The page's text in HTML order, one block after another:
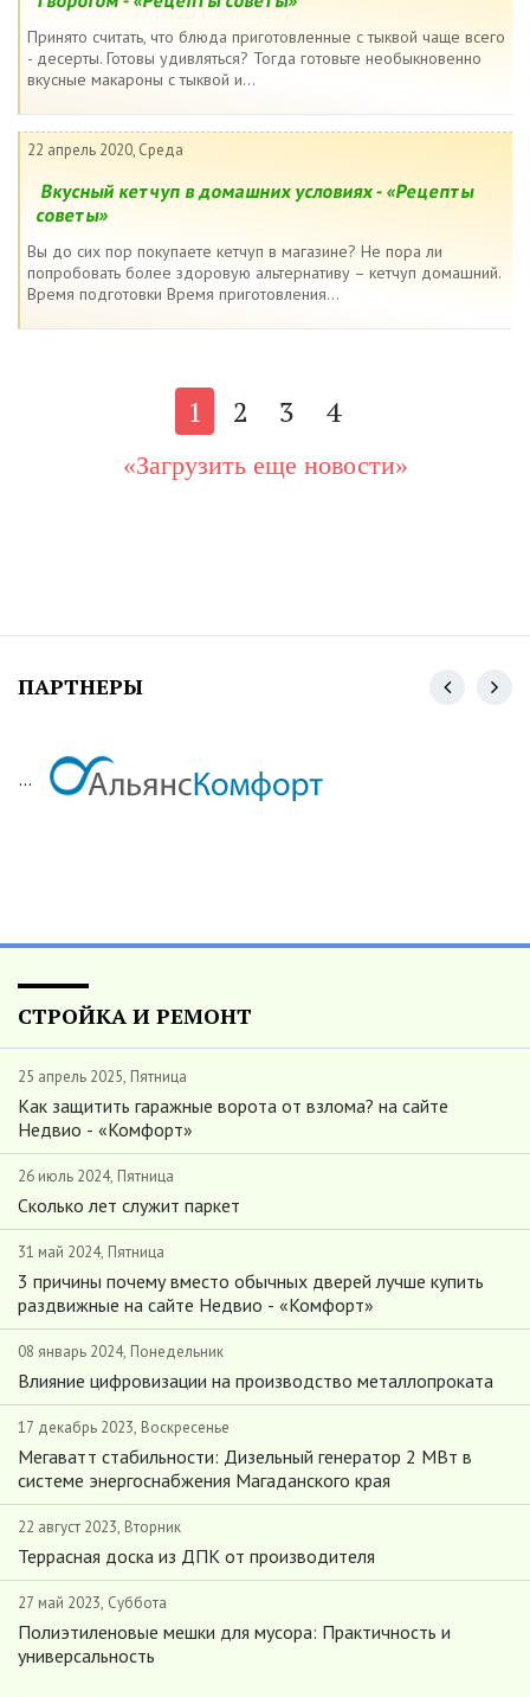
Принято считать, что блюда приготовленные с тыквой чаще всего
- десерты. Готовы удивляться? Тогда готовьте необыкновенно
вкусные макароны с тыквой и...
22 апрель 2020, Среда
Вкусный кетчуп в домашних условиях - «Рецепты
советы»
Вы до сих пор покупаете кетчуп в магазине? Не пора ли
попробовать более здоровую альтернативу – кетчуп домашний.
Время подготовки Время приготовления...
1 2 3 4
«Загрузить еще новости»
ПАРТНЕРЫ
...
СТРОЙКА И РЕМОНТ
25 апрель 2025, Пятница
Как защитить гаражные ворота от взлома? на сайте
Недвио - «Комфорт»
26 июль 2024, Пятница
Сколько лет служит паркет
31 май 2024, Пятница
3 причины почему вместо обычных дверей лучше купить
раздвижные на сайте Недвио - «Комфорт»
08 январь 2024, Понедельник
Влияние цифровизации на производство металлопроката
17 декабрь 2023, Воскресенье
Мегаватт стабильности: Дизельный генератор 2 МВт в
системе энергоснабжения Магаданского края
22 август 2023, Вторник
Террасная доска из ДПК от производителя
27 май 2023, Суббота
Полиэтиленовые мешки для мусора: Практичность и
универсальность